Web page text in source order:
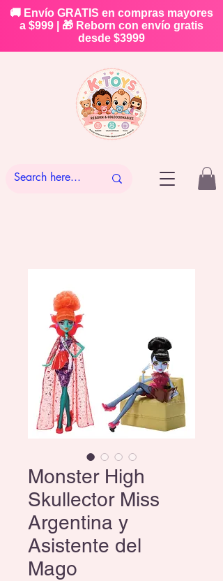
🚚 Envío GRATIS en compras mayores
a $999 | 🎁 Reborn con envío gratis
desde $3999
Monster High
Skullector Miss
Argentina y
Asistente del
Mago